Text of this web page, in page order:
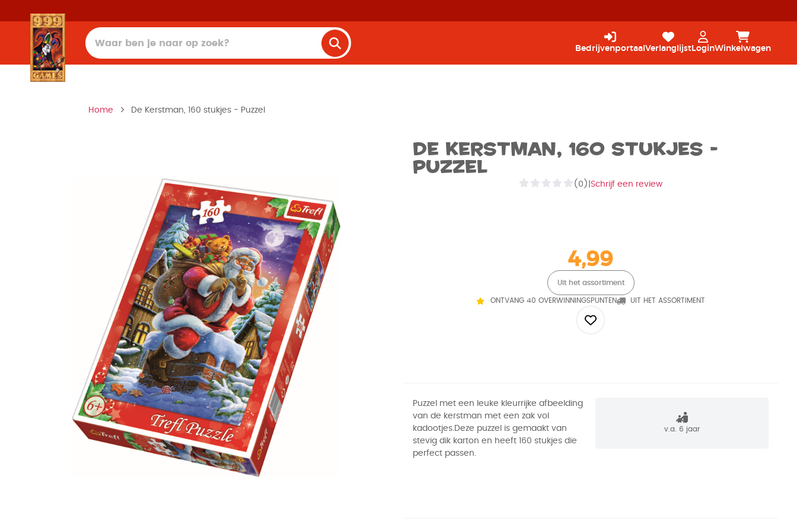
Bedrijvenportaal Verlanglijst LoginWinkelwagen
Home De Kerstman, 160 stukjes - Puzzel
De Kerstman, 160 stukjes -
Puzzel
(0) Schrijf een review
4,99
Uit het assortiment
ONTVANG 40 OVERWINNINGSPUNTEN UIT HET ASSORTIMENT
Puzzel met een leuke kleurrijke afbeelding
van de kerstman met een zak vol
kadootjes.Deze puzzel is gemaakt van
stevig dik karton en heeft 160 stukjes die
perfect passen.
v.a. 6 jaar